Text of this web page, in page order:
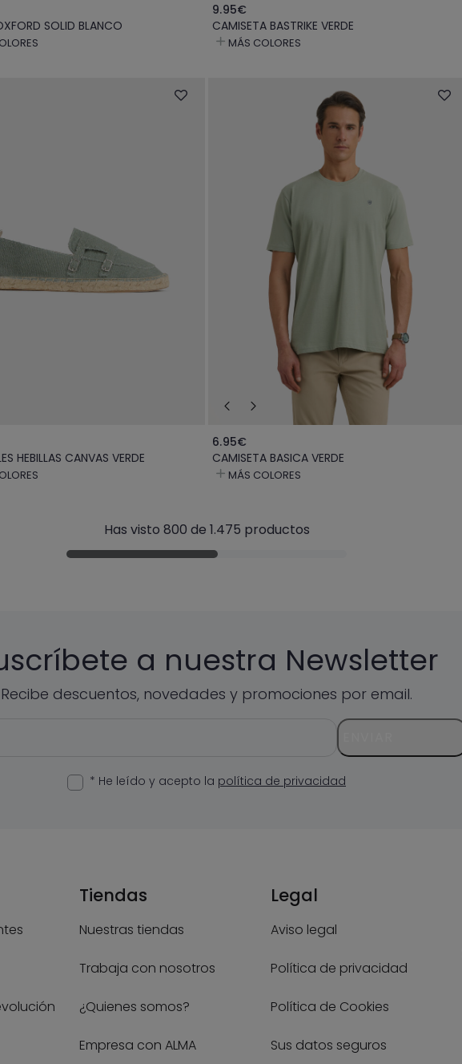
SOLID BLANCO
9.95€
CAMISETA BASTRIKE VERDE
MÁS COLORES
HEBILLAS CANVAS VERDE
6.95€
CAMISETA BASICA VERDE
MÁS COLORES
Has visto 800 de 1.475 productos
a nuestra Newsletter
Recibe descuentos, novedades y promociones por email.
* He leído y acepto la política de privacidad
Tiendas
Nuestras tiendas
Trabaja con nosotros
¿Quienes somos?
Empresa con ALMA
Legal
Aviso legal
Política de privacidad
Política de Cookies
Sus datos seguros